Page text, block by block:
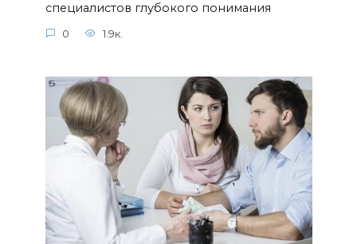
специалистов глубокого понимания
0 1.9к.